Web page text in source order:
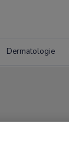
Dermatologie